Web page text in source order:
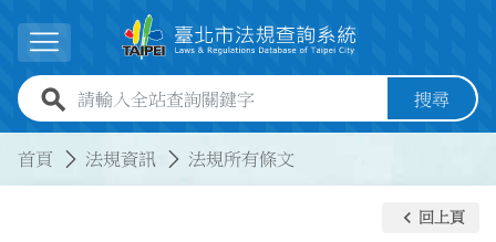
展開選單
全站查詢關鍵字欄位 搜尋
首頁 法規資訊 法規所有條文
keyboard_arrow_left 回上頁